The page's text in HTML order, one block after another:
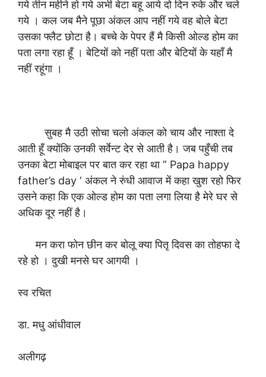
गये तीन महीने हो गये अभी बेटा बहू आये दो दिन रुके और चले
गये । कल जब मैने पूछा अंकल आप नहीं गये वह बोले बेटा
उसका फ्लैट छोटा है। बच्चे के पेपर हैं मै किसी ओल्ड होम का
पता लगा रहा हूँ । बेटियों को नहीं पता और बेटियों के यहाँ मै
नहीं रहूंगा ।
सुबह मै उठी सोचा चलो अंकल को चाय और नाश्ता दे
आती हूँ क्योंकि उनकी सर्वेन्ट देर से आती है। जब पहुँची तब
उनका बेटा मोबाइल पर बात कर रहा था ” Papa happy
father’s day ‘ अंकल ने रुंधी आवाज में कहा खुश रहो फिर
उसने कहा कि एक ओल्ड होम का पता लगा लिया है मेरे घर से
अधिक दूर नहीं है।
मन करा फोन छीन कर बोलू क्या पितृ दिवस का तोहफा दे
रहे हो । दुखी मनसे घर आगयी ।
स्व रचित
डा. मधु आंधीवाल
अलीगढ़